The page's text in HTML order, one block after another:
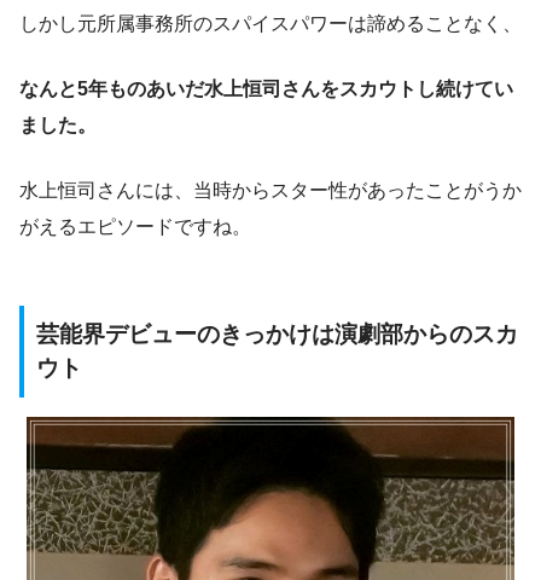
しかし元所属事務所のスパイスパワーは諦めることなく、
なんと5年ものあいだ水上恒司さんをスカウトし続けてい
ました。
水上恒司さんには、当時からスター性があったことがうか
がえるエピソードですね。
芸能界デビューのきっかけは演劇部からのスカ
ウト